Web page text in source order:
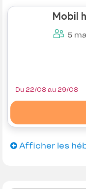
Mobil
5
Du 22/08 au 29/08
Afficher les